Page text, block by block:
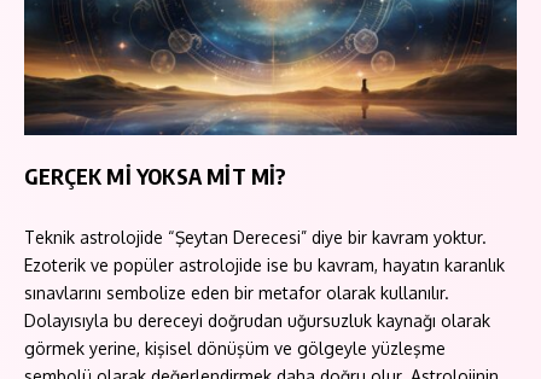
GERÇEK Mİ YOKSA MİT Mİ?
Teknik astrolojide “Şeytan Derecesi” diye bir kavram yoktur.
Ezoterik ve popüler astrolojide ise bu kavram, hayatın karanlık
sınavlarını sembolize eden bir metafor olarak kullanılır.
Dolayısıyla bu dereceyi doğrudan uğursuzluk kaynağı olarak
görmek yerine, kişisel dönüşüm ve gölgeyle yüzleşme